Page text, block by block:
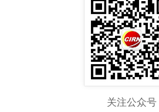
关注公众号